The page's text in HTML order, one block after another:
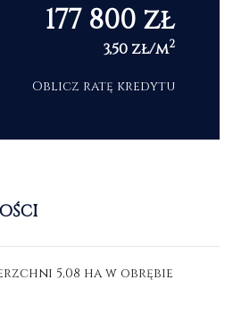
177 800 zł
3,50 zł/m2
Oblicz ratę kredytu
5,08 ha w obrębie